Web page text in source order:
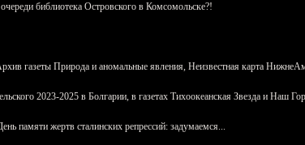
библиотека Островского в Комсомольске?!
газеты Природа и аномальные явления, Неизвестная карта
2023-2025 в Болгарии, в газетах Тихоокеанская Звезда и Наш
памяти жертв сталинских репрессий: задумаемся...